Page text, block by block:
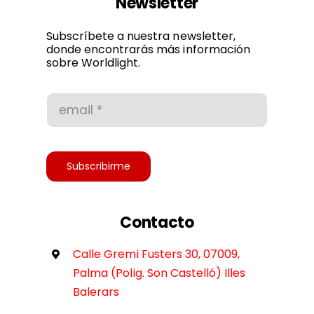
Política de privacidad
Accesibilidad
Subscríbete a nuestra newsletter,
donde encontrarás más información
sobre Worldlight.
Subscribirme
Contacto
Calle Gremi Fusters 30, 07009,
Palma (Polig. Son Castelló) Illes
Balerars